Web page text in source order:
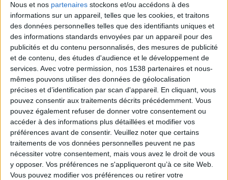
Nous et nos partenaires stockons et/ou accédons à des
informations sur un appareil, telles que les cookies, et traitons
des données personnelles telles que des identifiants uniques et
des informations standards envoyées par un appareil pour des
publicités et du contenu personnalisés, des mesures de publicité
et de contenu, des études d'audience et le développement de
services. Avec votre permission, nos 1538 partenaires et nous-
mêmes pouvons utiliser des données de géolocalisation
précises et d’identification par scan d'appareil. En cliquant, vous
pouvez consentir aux traitements décrits précédemment. Vous
pouvez également refuser de donner votre consentement ou
accéder à des informations plus détaillées et modifier vos
préférences avant de consentir. Veuillez noter que certains
traitements de vos données personnelles peuvent ne pas
nécessiter votre consentement, mais vous avez le droit de vous
y opposer. Vos préférences ne s'appliqueront qu’à ce site Web.
Vous pouvez modifier vos préférences ou retirer votre
Manuels Vidéo catalogues
Vidéo catalogues
Impression Commerciale,Impression Numérique,
Vidéo catalogues
Manuels
Impression Commerciale ,Impression Numérique ,
Industrie Automobile,Manuels
Manuels Sony
Impression Commerciale,Manuels,Secteur Industriel
Tarifs techniques Ros1
Catalogues et Tarifs,Impression Commerciale,
Industrie du meuble
Catalogue avec índices
Catalogues et Tarifs,Impression Commerciale
Classeur carton Proquimia
Catalogues et Tarifs,Impression Commerciale
CHARGER PLUS
Certifications